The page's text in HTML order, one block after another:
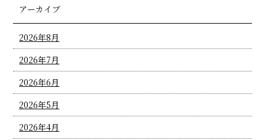
アーカイブ
2026年8月
2026年7月
2026年6月
2026年5月
2026年4月